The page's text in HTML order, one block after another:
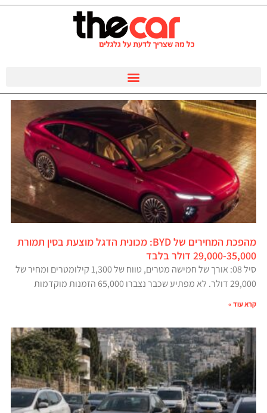
מהפכת המחירים של BYD: מכונית הדגל מוצעת בסין תמורת
29,000-35,000 דולר בלבד
סיל 08: אורך של חמישה מטרים, טווח של 1,300 קילומטרים ומחיר של
29,000 דולר. לא מפתיע שכבר נצברו 65,000 הזמנות מוקדמות
קרא עוד »